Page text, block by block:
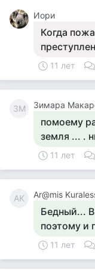
Иори
Когда
11 лет
ЗМ Зимара
помоему
земля ... .
11 лет
AK Ar@mis
Бедный... В
поэтому и
11 лет